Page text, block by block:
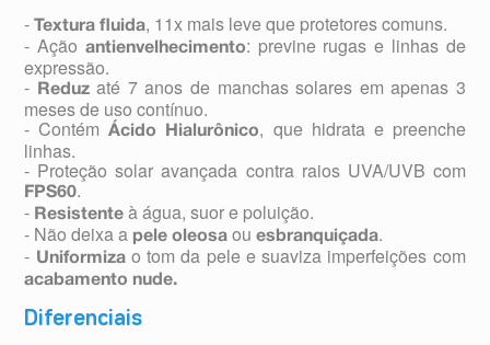
- Textura fluida, 11x mais leve que protetores comuns.
- Ação antienvelhecimento: previne rugas e linhas de
expressão.
- Reduzaté 7 anos de manchas solares em apenas 3
meses de uso contínuo.
- ContémÁcido Hialurônico, que hidrata e preenche
linhas.
- Proteção solar avançada contra raios UVA/UVB com
FPS60.
- Resistenteà água, suor e poluição.
- Não deixa a pele oleosa ouesbranquiçada.
- Uniformizao tom da pele e suaviza imperfeições com
acabamento nude.
Diferenciais